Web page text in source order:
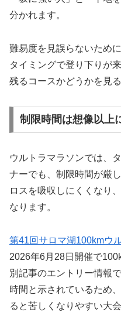
分かれます。
難易度を見誤らないため
タイミングで登り下りが
残るコースかどうかを見
制限時間は想像以上
ウルトラマラソンでは、
ナーでも、制限時間が厳
ロスを吸収しにくくなり
なります。
第41回サロマ湖100kmウ
2026年6月28日開催で
別記事のエントリー情報
時間と示されているため
ると苦しくなりやすい大